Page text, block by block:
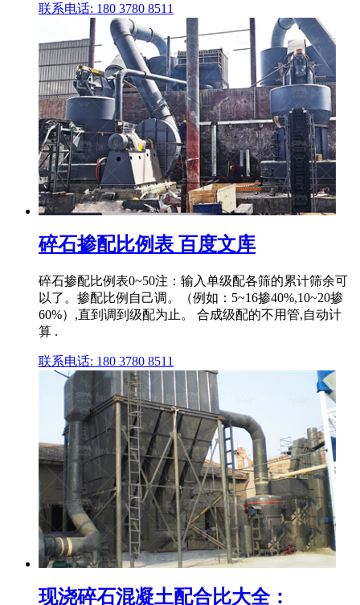
联系电话: 180 3780 8511
碎石掺配比例表 百度文库
碎石掺配比例表0~50注：输入单级配各筛的累计筛余可
以了。掺配比例自己调。（例如：5~16掺40%,10~20掺
60%）,直到调到级配为止。 合成级配的不用管,自动计
算 .
联系电话: 180 3780 8511
现浇碎石混凝土配合比大全：